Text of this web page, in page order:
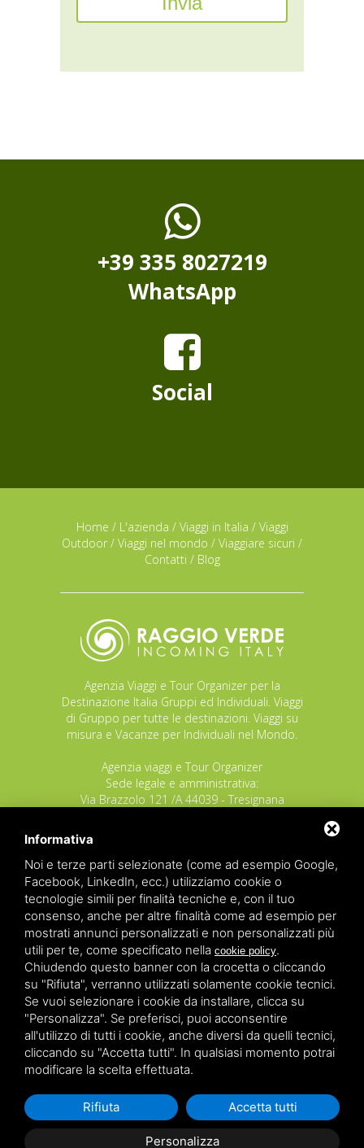
+39 335 8027219
WhatsApp
Social
Home / L'azienda / Viaggi in Italia / Viaggi
Outdoor / Viaggi nel mondo / Viaggiare sicuri /
Contatti / Blog
Agenzia Viaggi e Tour Organizer per la
Destinazione Italia Gruppi ed Individuali. Viaggi
di Gruppo per tutte le destinazioni. Viaggi su
misura e Vacanze per Individuali nel Mondo.
Agenzia viaggi e Tour Organizer
Sede legale e amministrativa:
Via Brazzolo 121 /A 44039 - Tresignana
POLIZZA RESPONSABILITA' CIVILE REVO N.
OX00020791 valida dal 12/11/2025 al
12/11/2026
POLIZZA FONDO GARANZIA INSOLVENZA
REVO N. OX00043679 valida dal 03/03/26 al
03/03/27
Copyrights – 2026 Raggio Verde Incoming Italy by Raggio
Verde Incoming Italy di Nagliati dott.ssa Ilaria –
Deltacommerce srlAll rights reserved.
Partita IVA 01428530388 - C.F NGLLRI66L56D548L - Numero
REA - Camera di Commercio Ferrara 166627/1998 Licenza
agenzia di viaggio: autorizzazione Provincia di Ferrara n.
102131 del 02 Dicembre 2008 -
Sitemap - Privacy Legal
Informativa
Noi e terze parti selezionate (come ad esempio Google,
Facebook, LinkedIn, ecc.) utilizziamo cookie o
tecnologie simili per finalità tecniche e, con il tuo
consenso, anche per altre finalità come ad esempio per
mostrati annunci personalizzati e non personalizzati più
utili per te, come specificato nella cookie policy.
Chiudendo questo banner con la crocetta o cliccando
su "Rifiuta", verranno utilizzati solamente cookie tecnici.
Se vuoi selezionare i cookie da installare, clicca su
"Personalizza". Se preferisci, puoi acconsentire
all'utilizzo di tutti i cookie, anche diversi da quelli tecnici,
cliccando su "Accetta tutti". In qualsiasi momento potrai
modificare la scelta effettuata.
Personalizza
Rifiuta Accetta tutti